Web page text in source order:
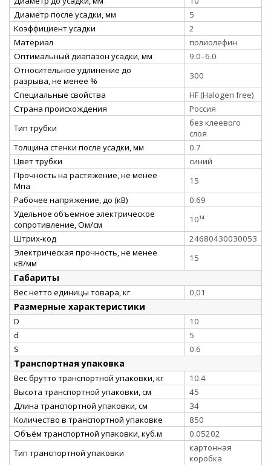
Диаметр после усадки, мм
5
Коэффициент усадки
2
Материал
полиолефин
Оптимальный диапазон усадки, мм
9.0–6.0
Относительное удлинение до
разрыва, не менее %
300
Специальные свойства
HF (Halogen free)
Страна происхождения
Россия
Тип трубки
без клеевого
слоя
Толщина стенки после усадки, мм
0.7
Цвет трубки
синий
Прочность на растяжение, не менее
Мпа
15
Рабочее напряжение, до (кВ)
0.69
Удельное объемное электрическое
сопротивление, Ом/см
10¹⁴
Штрих-код
24680430030053
Электрическая прочность, не менее
кВ/мм
15
Габариты
Вес нетто единицы товара, кг 0,01
Размерные характеристики
D
10
d
5
S
0.6
Транспортная упаковка
Вес брутто транспортной упаковки, кг
10.4
Высота транспортной упаковки, см
45
Длина транспортной упаковки, см
34
Количество в транспортной упаковке
850
Объём транспортной упаковки, куб.м
0.05202
Тип транспортной упаковки
картонная
коробка